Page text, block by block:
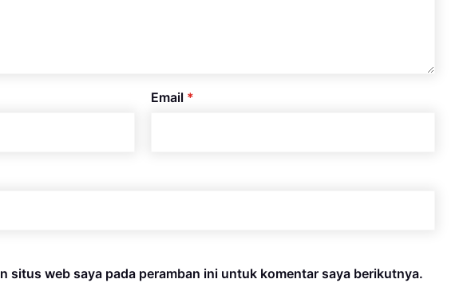
Email *
situs web saya pada peramban ini untuk komentar saya berikutnya.